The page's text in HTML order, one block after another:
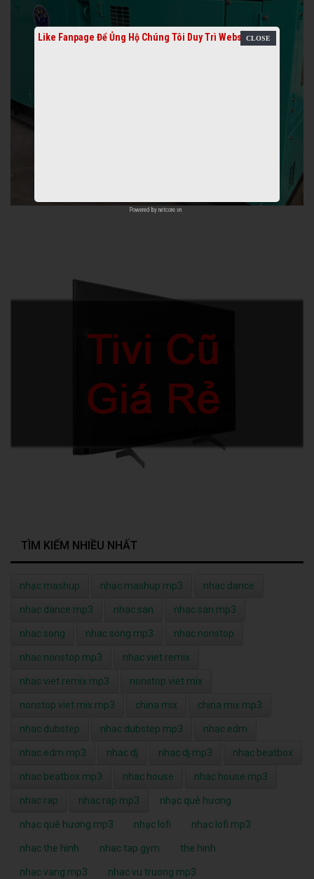
TÌM KIẾM NHIỀU NHẤT
nhạc mashup nhạc mashup mp3 nhac dance
nhac dance mp3 nhac san nhac san mp3
nhac song nhac song mp3 nhac nonstop
nhac nonstop mp3 nhac viet remix
nhac viet remix mp3 nonstop viet mix
nonstop viet mix mp3 china mix china mix mp3
nhac dubstep nhac dubstep mp3 nhac edm
nhac edm mp3 nhac dj nhac dj mp3 nhac beatbox
nhac beatbox mp3 nhac house nhac house mp3
nhac rap nhac rap mp3 nhạc quê hương
nhạc quê hương mp3 nhạc lofi nhạc lofi mp3
nhac the hinh nhac tap gym the hinh
nhac vang mp3 nhac vu truong mp3
Like Fanpage Để Ủng Hộ Chúng Tôi Duy Trì Website
Powered by netcore.vn